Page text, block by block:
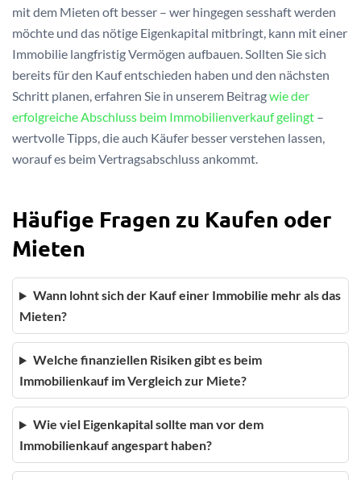
mit dem Mieten oft besser – wer hingegen sesshaft werden
möchte und das nötige Eigenkapital mitbringt, kann mit einer
Immobilie langfristig Vermögen aufbauen. Sollten Sie sich
bereits für den Kauf entschieden haben und den nächsten
Schritt planen, erfahren Sie in unserem Beitragwie der
erfolgreiche Abschluss beim Immobilienverkauf gelingt –
wertvolle Tipps, die auch Käufer besser verstehen lassen,
worauf es beim Vertragsabschluss ankommt.
Häufige Fragen zu Kaufen oder
Mieten
Wann lohnt sich der Kauf einer Immobilie mehr als das
Mieten?
Welche finanziellen Risiken gibt es beim
Immobilienkauf im Vergleich zur Miete?
Wie viel Eigenkapital sollte man vor dem
Immobilienkauf angespart haben?